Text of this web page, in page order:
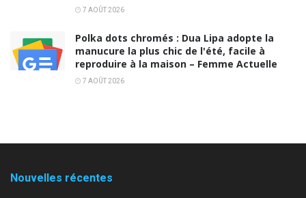
7 AOÛT 2026
Polka dots chromés : Dua Lipa adopte la
manucure la plus chic de l'été, facile à
reproduire à la maison – Femme Actuelle
7 AOÛT 2026
Nouvelles récentes